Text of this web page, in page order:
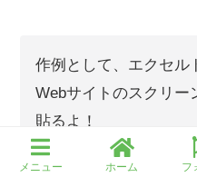
作例として、エクセル
Webサイトのスクリー
貼るよ！
メニュー ホーム フ